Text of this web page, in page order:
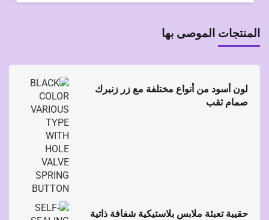
المنتجات الموصى بها
لون أسود من أنواع مختلفة مع زر زنبرك
صمام ثقب
حقيبة تعبئة ملابس بلاستيكية شفافة ذاتية